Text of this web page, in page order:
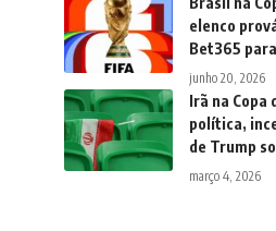
elenco
Bet365
junho 20, 2026
Irã na Copa
política,
de Trump
março 4, 2026